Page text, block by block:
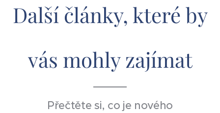
Další články, které by
vás mohly zajímat
Přečtěte si, co je nového